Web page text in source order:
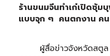
ร้านขนมจีนทำเก๋เปิดซุ้
แบบจุก ๆ คนตกงาน คน
ผู้สื่อข่าวจังหวัดสตูล